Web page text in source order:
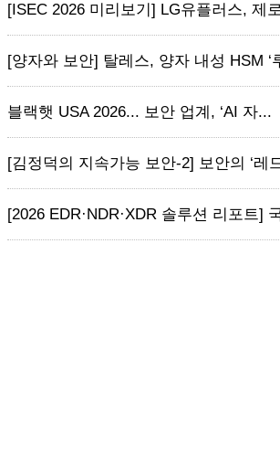
[ISEC 2026 미리보기] LG유플러스, 제
[양자와 보안] 탈레스, 양자 내성 HSM ‘
블랙햇 USA 2026... 보안 업계, ‘AI 자...
[김정덕의 지속가능 보안-2] 보안의 ‘레
[2026 EDR·NDR·XDR 솔루션 리포트]